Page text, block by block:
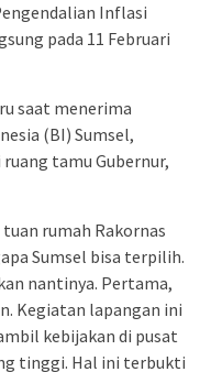
Inflasi
pada 11 Februari
saat menerima
(BI) Sumsel,
tamu Gubernur,
rumah Rakornas
Sumsel bisa terpilih.
nantinya. Pertama,
Kegiatan lapangan ini
kebijakan di pusat
tinggi. Hal ini terbukti